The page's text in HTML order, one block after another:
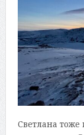
Светлана тоже